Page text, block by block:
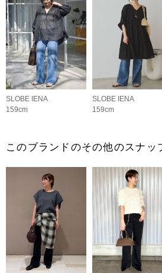
SLOBE IENA
159cm
SLOBE IENA
159cm
このブランドのその他のスナッ